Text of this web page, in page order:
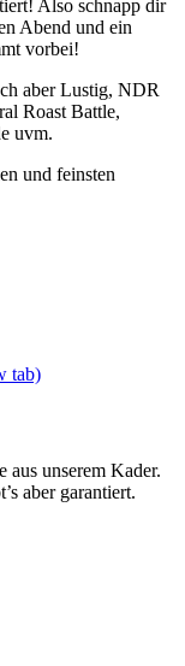
Also schnapp dir
Abend und ein
vorbei!
aber Lustig, NDR
Roast Battle,
uvm.
und feinsten
tab)
aus unserem Kader.
aber garantiert.